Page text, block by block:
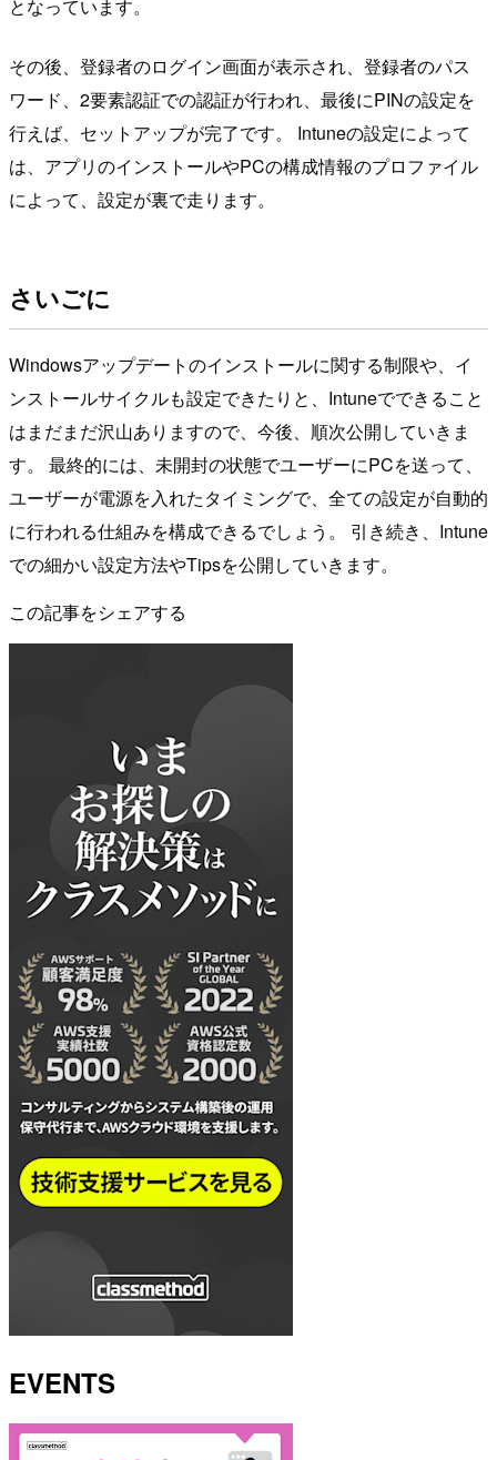
となっています。
その後、登録者のログイン画面が表示され、登録者のパス
ワード、2要素認証での認証が行われ、最後にPINの設定を
行えば、セットアップが完了です。 Intuneの設定によって
は、アプリのインストールやPCの構成情報のプロファイル
によって、設定が裏で走ります。
さいごに
Windowsアップデートのインストールに関する制限や、イ
ンストールサイクルも設定できたりと、Intuneでできること
はまだまだ沢山ありますので、今後、順次公開していきま
す。 最終的には、未開封の状態でユーザーにPCを送って、
ユーザーが電源を入れたタイミングで、全ての設定が自動的
に行われる仕組みを構成できるでしょう。 引き続き、Intune
での細かい設定方法やTipsを公開していきます。
この記事をシェアする
EVENTS